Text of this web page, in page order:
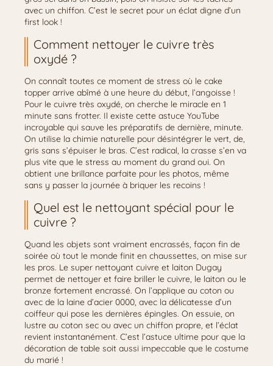
avec un chiffon. C’est le secret pour un éclat digne d’un
first look !
Comment nettoyer le cuivre très
oxydé ?
On connaît toutes ce moment de stress où le cake
topper arrive abîmé à une heure du début, l’angoisse !
Pour le cuivre très oxydé, on cherche le miracle en 1
minute sans frotter. Il existe cette astuce YouTube
incroyable qui sauve les préparatifs de dernière, minute.
On utilise la chimie naturelle pour désintégrer le vert, de,
gris sans s’épuiser le bras. C’est radical, la crasse s’en va
plus vite que le stress au moment du grand oui. On
obtient une brillance parfaite pour les photos, même
sans y passer la journée à briquer les recoins !
Quel est le nettoyant spécial pour le
cuivre ?
Quand les objets sont vraiment encrassés, façon fin de
soirée où tout le monde finit en chaussettes, on mise sur
les pros. Le super nettoyant cuivre et laiton Dugay
permet de nettoyer et faire briller le cuivre, le laiton ou le
bronze fortement encrassé. On l’applique au coton ou
avec de la laine d’acier 0000, avec la délicatesse d’un
coiffeur qui pose les dernières épingles. On essuie, on
lustre au coton sec ou avec un chiffon propre, et l’éclat
revient instantanément. C’est l’astuce ultime pour que la
décoration de table soit aussi impeccable que le costume
du marié !